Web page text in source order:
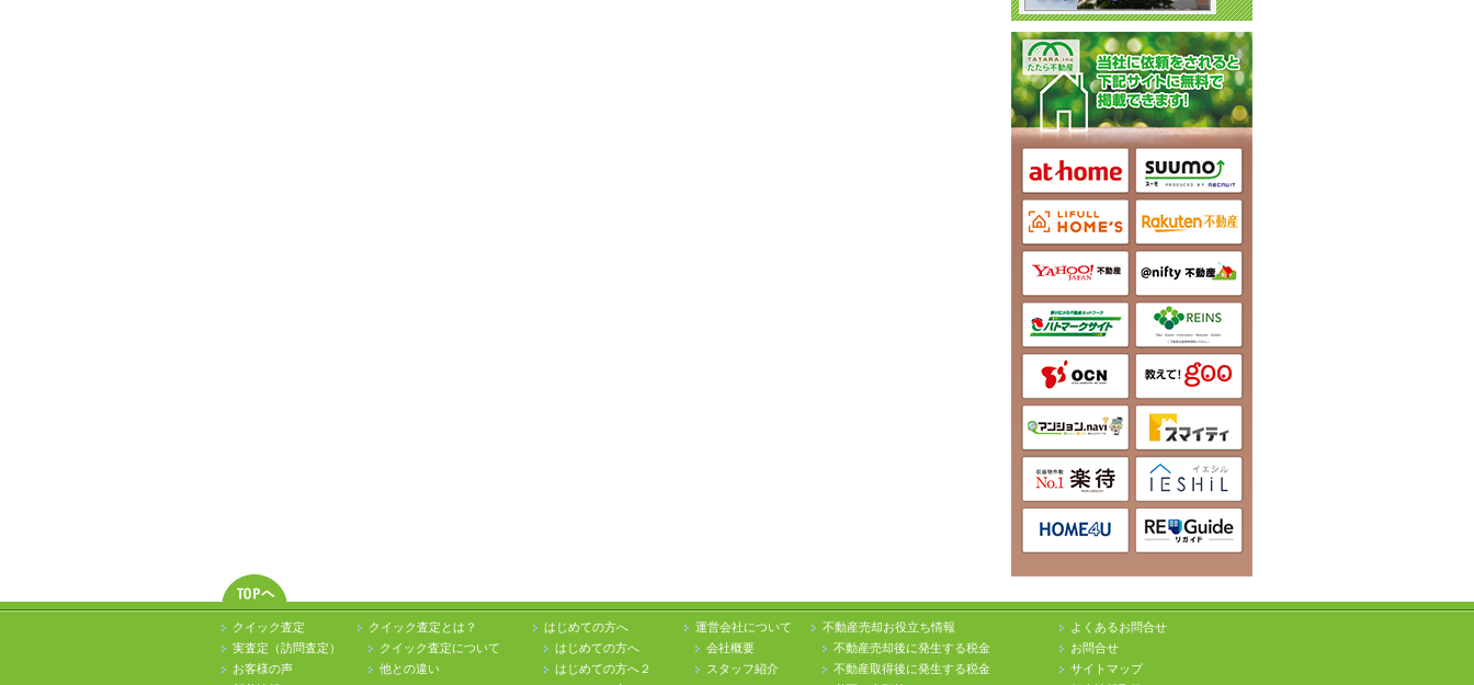
クイック査定
実査定（訪問査定）
お客様の声
クイック査定とは？
クイック査定について
他との違い
はじめての方へ
はじめての方へ
はじめての方へ２
運営会社について
会社概要
スタッフ紹介
不動産売却お役立ち情報
不動産売却後に発生する税金
不動産取得後に発生する税金
よくあるお問合せ
お問合せ
サイトマップ